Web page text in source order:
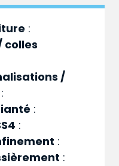
:
colles
/
:
:
:
:
: